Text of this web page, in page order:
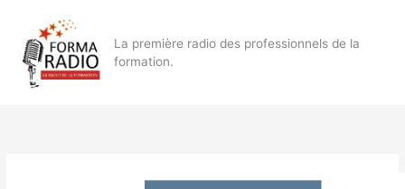
contenu
La première radio des professionnels de la
formation.